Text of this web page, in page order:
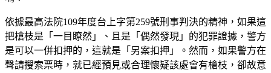
依據最高法院109年度台上字第259號刑事判決的精神，如果這
把槍枝是「一目瞭然」、且是「偶然發現」的犯罪證據，警方
是可以一併扣押的，這就是「另案扣押」。然而，如果警方在
聲請搜索票時，就已經預見或合理懷疑該處會有槍枝，卻故意